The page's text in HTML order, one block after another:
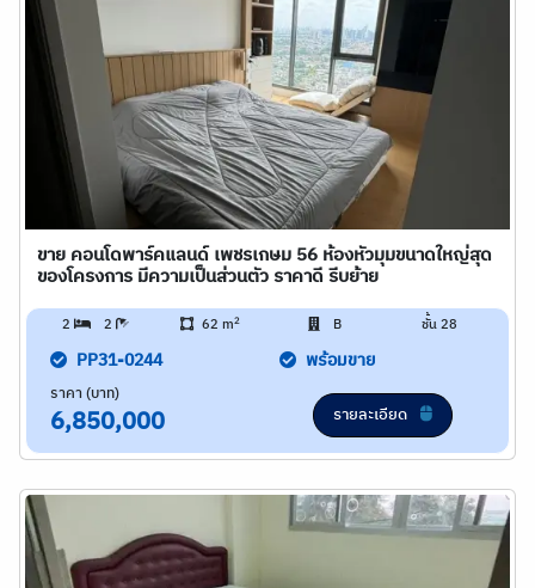
ขาย คอนโดพาร์คแลนด์ เพชรเกษม 56 ห้องหัวมุมขนาดใหญ่สุด
ของโครงการ มีความเป็นส่วนตัว ราคาดี รีบย้าย
2 2 62 m2 B ชั้น 28
PP31-0244 พร้อมขาย
ราคา (บาท)
6,850,000 รายละเอียด